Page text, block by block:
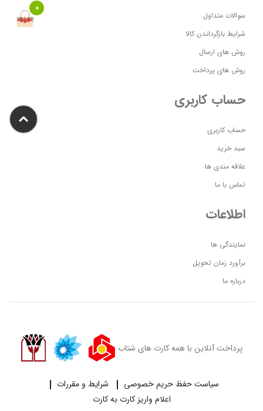
سوالات متداول
شرایط بازگرداندن کالا
روش های ارسال
روش های پرداخت
حساب کاربری
حساب کاربری
سبد خرید
علاقه مندی ها
تماس با ما
اطلاعات
نمایندگی ها
برآورد زمان تحویل
درباره ما
پرداخت آنلاین با همه کارت های شتاب
سیاست حفظ حریم خصوصی
شرایط و مقررات
اعلام واریز کارت به کارت
0